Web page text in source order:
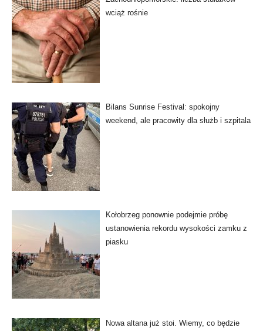
wciąż rośnie
Bilans Sunrise Festival: spokojny
weekend, ale pracowity dla służb i szpitala
Kołobrzeg ponownie podejmie próbę
ustanowienia rekordu wysokości zamku z
piasku
Nowa altana już stoi. Wiemy, co będzie